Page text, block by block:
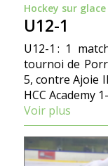
Hockey sur glace
U12-1
U12-1 : 1
tournoi de
5, contre Ajoie
HCC Academy
Voir plus